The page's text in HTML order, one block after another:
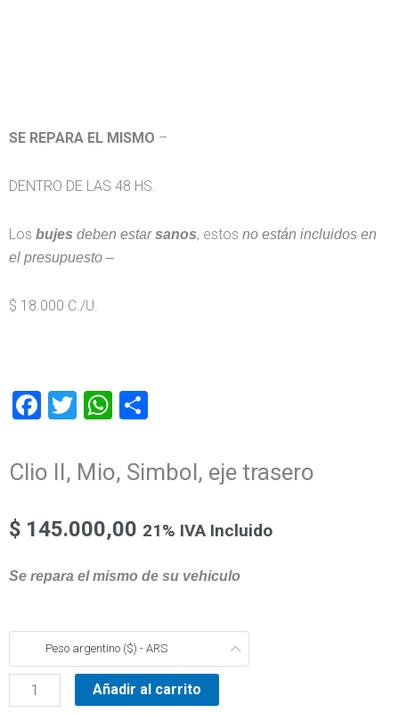
SE REPARA EL MISMO –
DENTRO DE LAS 48 HS.
Los bujes deben estarsanos, estos no están incluidos en
el presupuesto –
$ 18.000 C./U.
Facebook
TwitterWhatsApp
Clio II, Mio, Simbol, eje trasero
$ 145.000,00 21% IVA Incluido
Se repara el mismo de su vehiculo
Peso argentino ($) - ARS
II,
Mio,
Añadir al carrito